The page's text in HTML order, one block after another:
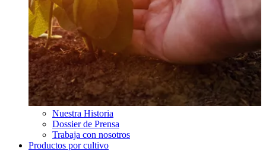
Nuestra Historia
Dossier de Prensa
Trabaja con nosotros
Productos por cultivo